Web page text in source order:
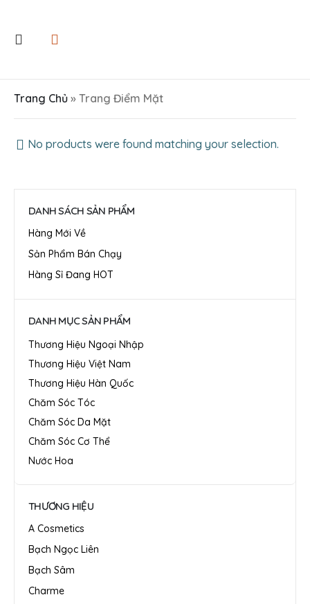
Trang Chủ » Trang Điểm Mặt
No products were found matching your selection.
DANH SÁCH SẢN PHẨM
Hàng Mới Về
Sản Phẩm Bán Chạy
Hàng Sỉ Đang HOT
DANH MỤC SẢN PHẨM
Thương Hiệu Ngoại Nhập
Thương Hiệu Việt Nam
Thương Hiệu Hàn Quốc
Chăm Sóc Tóc
Chăm Sóc Da Mặt
Chăm Sóc Cơ Thể
Nước Hoa
THƯƠNG HIỆU
A Cosmetics
Bạch Ngọc Liên
Bạch Sâm
Charme